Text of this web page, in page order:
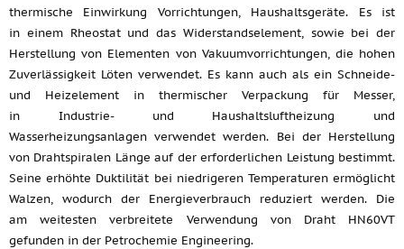
thermische Einwirkung Vorrichtungen, Haushaltsgeräte. Es ist
in einem Rheostat und das Widerstandselement, sowie bei der
Herstellung von Elementen von Vakuumvorrichtungen, die hohen
Zuverlässigkeit Löten verwendet. Es kann auch als ein Schneide-
und Heizelement in thermischer Verpackung für Messer,
in Industrie- und Haushaltsluftheizung und
Wasserheizungsanlagen verwendet werden. Bei der Herstellung
von Drahtspiralen Länge auf der erforderlichen Leistung bestimmt.
Seine erhöhte Duktilität bei niedrigeren Temperaturen ermöglicht
Walzen, wodurch der Energieverbrauch reduziert werden. Die
am weitesten verbreitete Verwendung von Draht HN60VT
gefunden in der Petrochemie Engineering.